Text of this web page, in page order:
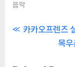
음악
글P
카카오프렌즈
N
목